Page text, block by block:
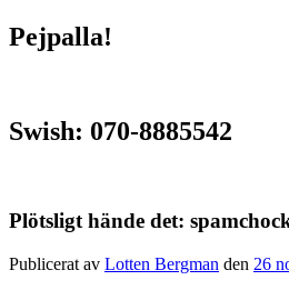
Pejpalla!
Swish: 070-8885542
Plötsligt hände det:
Publicerat av Lotten Bergman den 26